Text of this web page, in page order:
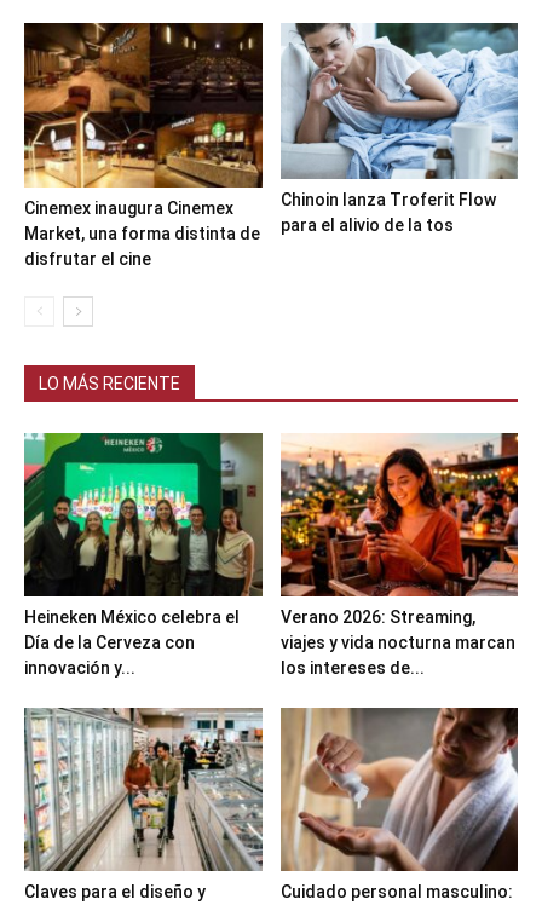
Cinemex inaugura Cinemex
Market, una forma distinta de
disfrutar el cine
Chinoin lanza Troferit Flow
para el alivio de la tos
LO MÁS RECIENTE
Heineken México celebra el
Día de la Cerveza con
innovación y...
Verano 2026: Streaming,
viajes y vida nocturna marcan
los intereses de...
Claves para el diseño y
Cuidado personal masculino: